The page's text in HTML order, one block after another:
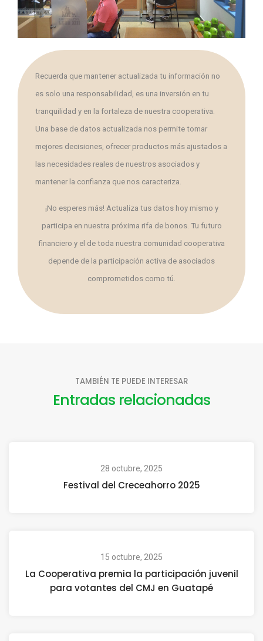
Recuerda que mantener actualizada tu información no
es solo una responsabilidad, es una inversión en tu
tranquilidad y en la fortaleza de nuestra cooperativa.
Una base de datos actualizada nos permite tomar
mejores decisiones, ofrecer productos más ajustados a
las necesidades reales de nuestros asociados y
mantener la confianza que nos caracteriza.
¡No esperes más! Actualiza tus datos hoy mismo y
participa en nuestra próxima rifa de bonos. Tu futuro
financiero y el de toda nuestra comunidad cooperativa
depende de la participación activa de asociados
comprometidos como tú.
TAMBIÉN TE PUEDE INTERESAR
Entradas relacionadas
28 octubre, 2025
Festival del Creceahorro 2025
15 octubre, 2025
La Cooperativa premia la participación juvenil
para votantes del CMJ en Guatapé